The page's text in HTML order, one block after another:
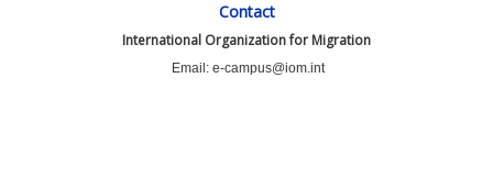
Contact
International Organization for Migration
Email: e-campus@iom.int